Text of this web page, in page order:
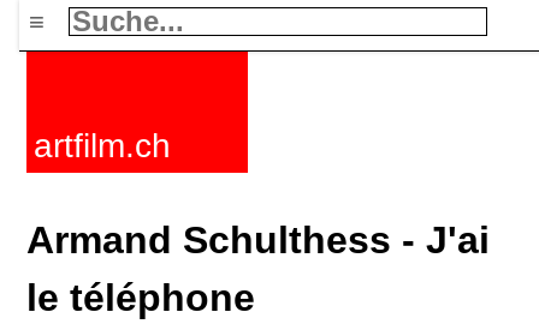
≡
artfilm.ch
Armand Schulthess - J'ai
le téléphone